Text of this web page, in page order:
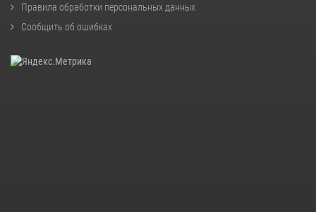
Правила обработки персональных данных
Сообщить об ошибках